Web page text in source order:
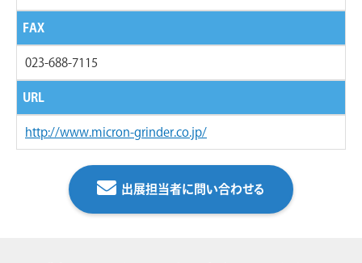
FAX
023-688-7115
URL
http://www.micron-grinder.co.jp/
出展担当者に問い合わせる